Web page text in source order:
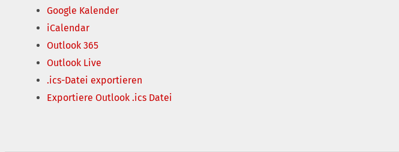
Google Kalender
iCalendar
Outlook 365
Outlook Live
.ics-Datei exportieren
Exportiere Outlook .ics Datei